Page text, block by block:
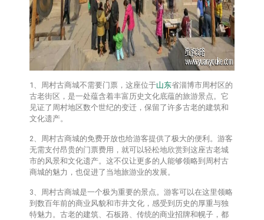
1、周村古商城不需要门票，这座位于山东省淄博市周村区的
古老街区，是一处蕴含着丰富历史文化底蕴的旅游景点。它
见证了周村地区数个世纪的变迁，保留了许多古老的建筑和
文化遗产。
2、周村古商城的免费开放也给游客提供了极大的便利。游客
无需支付昂贵的门票费用，就可以轻松地欣赏到这座古老城
市的风景和文化遗产。这不仅让更多的人能够领略到周村古
商城的魅力，也促进了当地旅游业的发展。
3、周村古商城是一个极为重要的景点。游客可以在这里领略
到数百年前的商业风貌和市井文化，感受到历史的厚重与独
特魅力。古老的建筑、石板路、传统的商业招牌和幌子，都